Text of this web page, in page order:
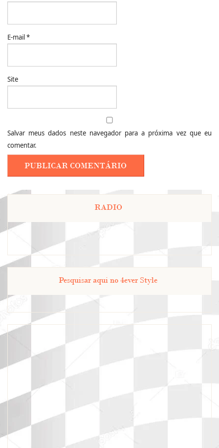
E-mail*
Site
Salvar meus dados neste navegador para a próxima vez que eu
comentar.
RADIO
Pesquisar aqui no 4ever Style